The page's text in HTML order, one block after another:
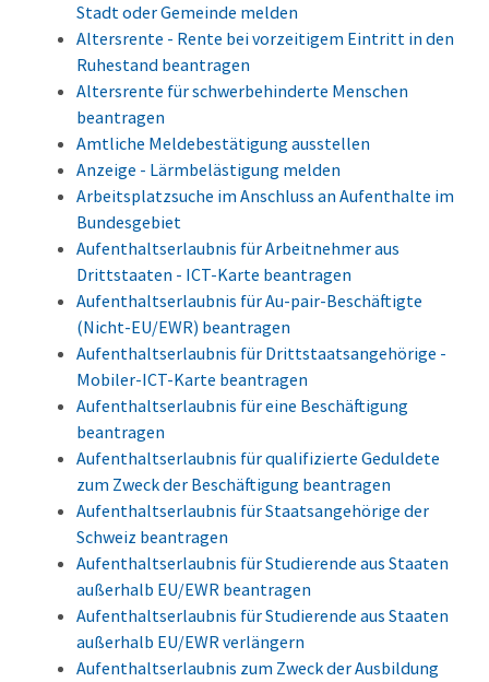
Stadt oder Gemeinde melden
Altersrente - Rente bei vorzeitigem Eintritt in den
Ruhestand beantragen
Altersrente für schwerbehinderte Menschen
beantragen
Amtliche Meldebestätigung ausstellen
Anzeige - Lärmbelästigung melden
Arbeitsplatzsuche im Anschluss an Aufenthalte im
Bundesgebiet
Aufenthaltserlaubnis für Arbeitnehmer aus
Drittstaaten - ICT-Karte beantragen
Aufenthaltserlaubnis für Au-pair-Beschäftigte
(Nicht-EU/EWR) beantragen
Aufenthaltserlaubnis für Drittstaatsangehörige -
Mobiler-ICT-Karte beantragen
Aufenthaltserlaubnis für eine Beschäftigung
beantragen
Aufenthaltserlaubnis für qualifizierte Geduldete
zum Zweck der Beschäftigung beantragen
Aufenthaltserlaubnis für Staatsangehörige der
Schweiz beantragen
Aufenthaltserlaubnis für Studierende aus Staaten
außerhalb EU/EWR beantragen
Aufenthaltserlaubnis für Studierende aus Staaten
außerhalb EU/EWR verlängern
Aufenthaltserlaubnis zum Zweck der Ausbildung